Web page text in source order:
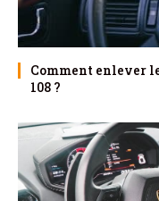
Comment enlever
108 ?